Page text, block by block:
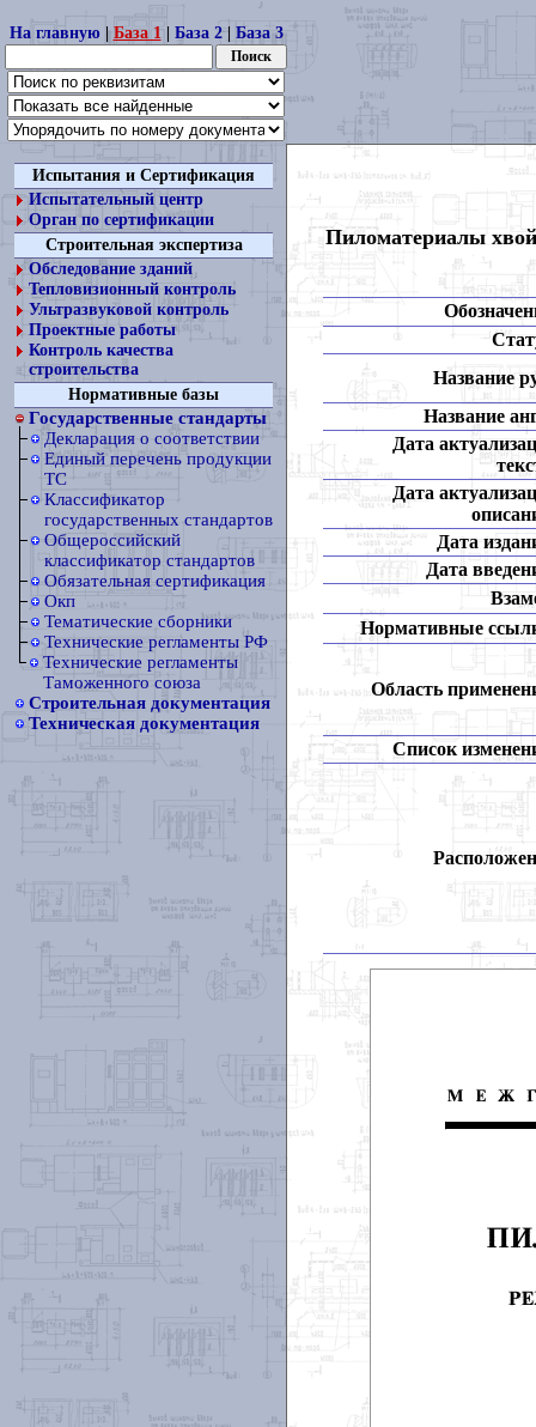
На главную| База 1| База 2| База 3
Испытания и Сертификация
Испытательный центр
Орган по сертификации
Строительная экспертиза
Обследование зданий
Тепловизионный контроль
Ультразвуковой контроль
Проектные работы
Контроль качества
строительства
Нормативные базы
Государственные стандарты
Декларация о соответствии
Единый перечень продукции
ТС
Классификатор
государственных стандартов
Общероссийский
классификатор стандартов
Обязательная сертификация
Окп
Тематические сборники
Технические регламенты РФ
Технические регламенты
Таможенного союза
Строительная документация
Техническая документация
Пиломатериалы
Название
Название
Дата
Дата
Дата
Дата
Нормативные
Область
Список